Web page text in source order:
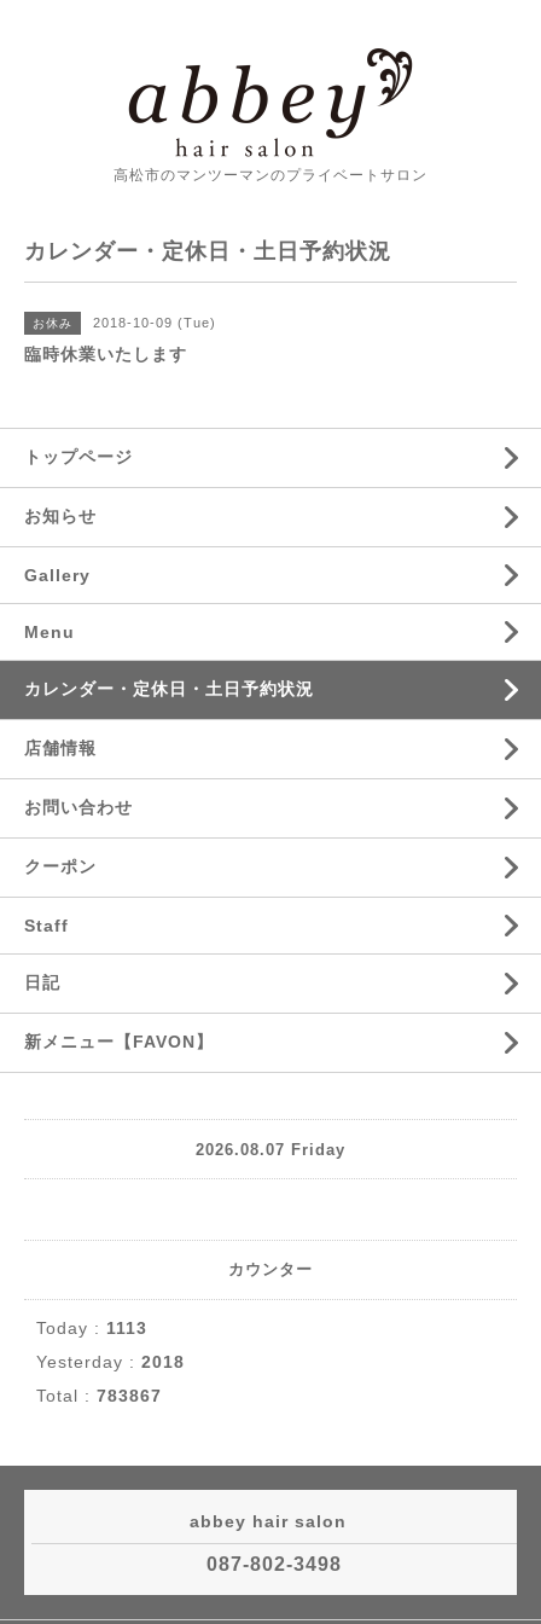
高松市のマンツーマンのプライベートサロン
カレンダー・定休日・土日予約状況
お休み 2018-10-09 (Tue)
臨時休業いたします
トップページ
お知らせ
Gallery
Menu
カレンダー・定休日・土日予約状況
店舗情報
お問い合わせ
クーポン
Staff
日記
新メニュー【FAVON】
2026.08.07 Friday
カウンター
Today : 1113
Yesterday : 2018
Total : 783867
abbey hair salon
087-802-3498